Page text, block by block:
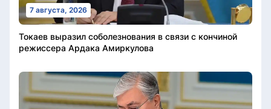
7 августа, 2026
Токаев выразил соболезнования в связи с кончиной
режиссера Ардака Амиркулова